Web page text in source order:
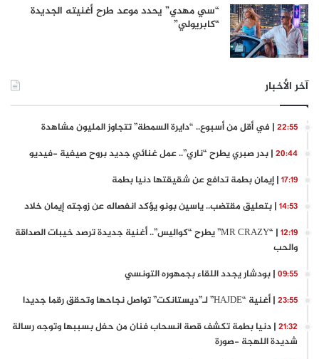
“سي مهدي” يحدد موعد طرح أغنيته الجديدة
“كابريولي”
آخر الأخبار
22:55 | في أقل من أسبوع.. “دايرة السمطة” تتجاوز المليون مشاهدة
20:44 | بدر صبري يطرح “ناري”.. عمل غنائي جديد بروح صيفية -فيديو
17:19 | إيمان بطمة تدافع عن شقيقتها دنيا بطمة
14:53 | بتعليق مقتضب.. ياسين بونو يؤكد انفصاله عن زوجته إيمان خلاد
12:19
| “MR CRAZY” يطرح “كواليس”.. أغنية جديدة ترصد خيبات الصداقة
والحب
09:55 | بودشار يجدد اللقاء بجمهوره التونسي
23:55 | أغنية “HAJDE” لـ”ديستانكت” تواصل نجاحها وتحقق رقما جديدا
21:32 | دنيا بطمة تكشف قصة انسحاب فنان من حفل بسببها وتوجه رسالة
شديدة اللهجة -صورة